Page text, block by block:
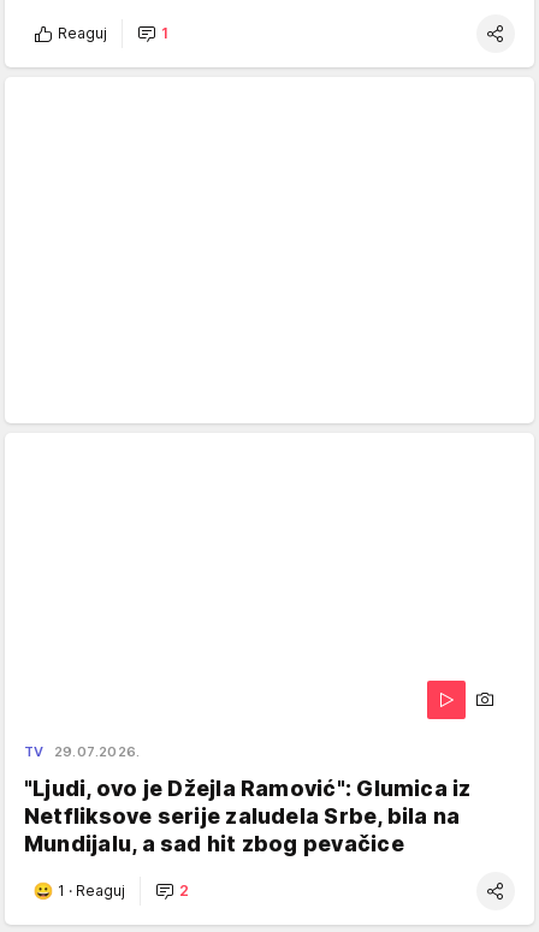
Reaguj 1
TV 29.07.2026.
"Ljudi, ovo je Džejla Ramović": Glumica iz
Netfliksove serije zaludela Srbe, bila na
Mundijalu, a sad hit zbog pevačice
1 · Reaguj 2